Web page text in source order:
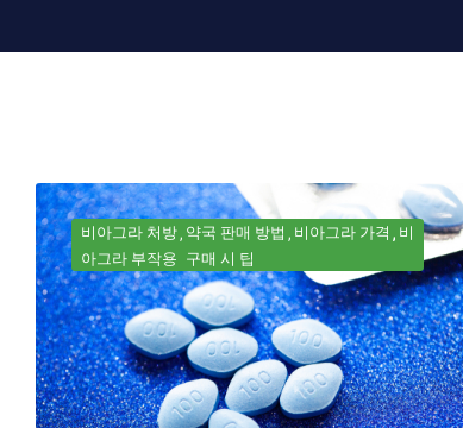
비아그라 처방 약국 판매 방법 비아그라 가격
비
아그라 부작용 구매 시 팁